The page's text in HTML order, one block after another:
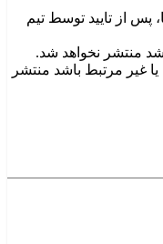
از تایید توسط تیم
منتشر نخواهد شد.
غیر مرتبط باشد منتشر